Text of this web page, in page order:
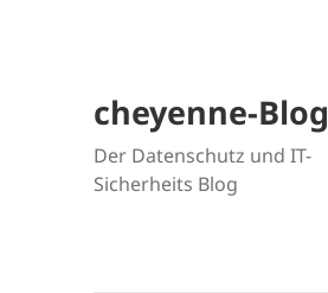
cheyenne-Blog
Der Datenschutz und IT-
Sicherheits Blog